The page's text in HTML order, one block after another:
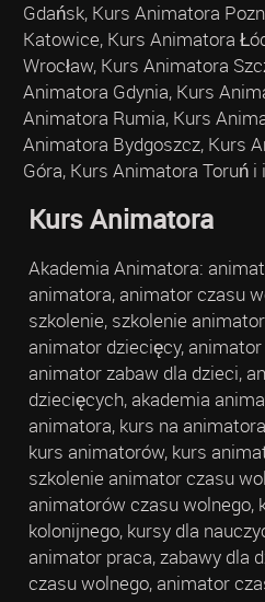
Gdańsk, Kurs Animatora
Katowice, Kurs Animatora
Wrocław, Kurs Animatora
Animatora Gdynia, Kurs
Animatora Rumia, Kurs
Animatora Bydgoszcz, Kurs
Góra, Kurs Animatora Toruń i
Kurs Animatora
Akademia Animatora:
animatora, animator czasu
szkolenie, szkolenie
animator dziecięcy,
animator zabaw dla dzieci,
dziecięcych, akademia
animatora, kurs na
kurs animatorów, kurs
szkolenie animator czasu
animatorów czasu wolnego,
kolonijnego, kursy dla
animator praca, zabawy dla
czasu wolnego, animator